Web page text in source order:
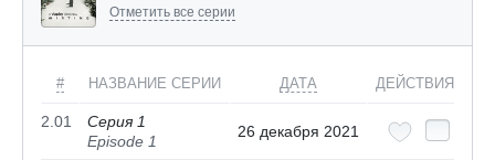
Отметить все серии
# НАЗВАНИЕ СЕРИИ ДАТА ДЕЙСТВИЯ
2.01
Серия 1
Episode 1
26 декабря 2021